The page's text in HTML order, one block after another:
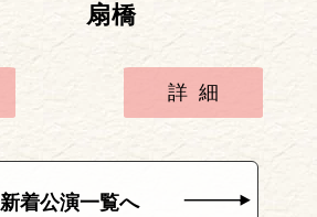
扇橋
詳細
新着公演一覧へ